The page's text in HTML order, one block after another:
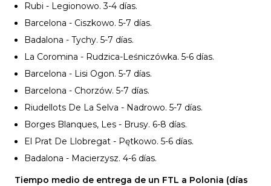
Rubi - Legionowo. 3-4 días.
Barcelona - Ciszkowo. 5-7 días.
Badalona - Tychy. 5-7 días.
La Coromina - Rudzica-Leśniczówka. 5-6 días.
Barcelona - Lisi Ogon. 5-7 días.
Barcelona - Chorzów. 5-7 días.
Riudellots De La Selva - Nadrowo. 5-7 días.
Borges Blanques, Les - Brusy. 6-8 días.
El Prat De Llobregat - Pętkowo. 5-6 días.
Badalona - Macierzysz. 4-6 días.
Tiempo medio de entrega de un FTL a Polonia (días